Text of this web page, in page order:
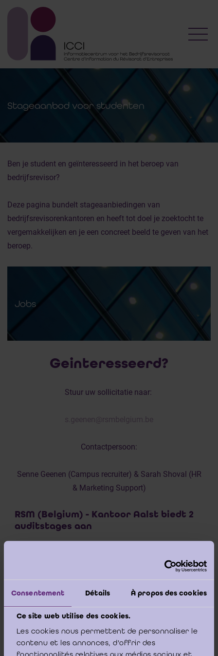
Consentement Détails À propos des cookies
Ce site web utilise des cookies.
Les cookies nous permettent de personnaliser le
contenu et les annonces, d'offrir des
Stageaanbod voor studenten
Ben je student en geïnteresseerd in het beroep van
bedrijfsrevisor?
Deze pagina bundelt stageaanbiedingen van
bedrijfsrevisorenkantoren en heeft tot doel je zoektocht te
vergemakkelijken en je een concreet beeld te geven van het
beroep.
Jobs
Geinteresseerd?
Stuur uw sollicitatie naar:
s.geenen@rsmbelgium.be
Contactpersoon:
Senne Geenen (Campus recruiter) & Sarah Shoval (HR
& Marketing Support)
RSM (Belgium) - Kantoor Aalst biedt 2
auditstages aan
RSM (Belgium) - Kantoor Aalst biedt twee auditstages
aan voor masterstudenten die praktijkervaring willen
opdoen binnen audit.
Beschrijving van de stage